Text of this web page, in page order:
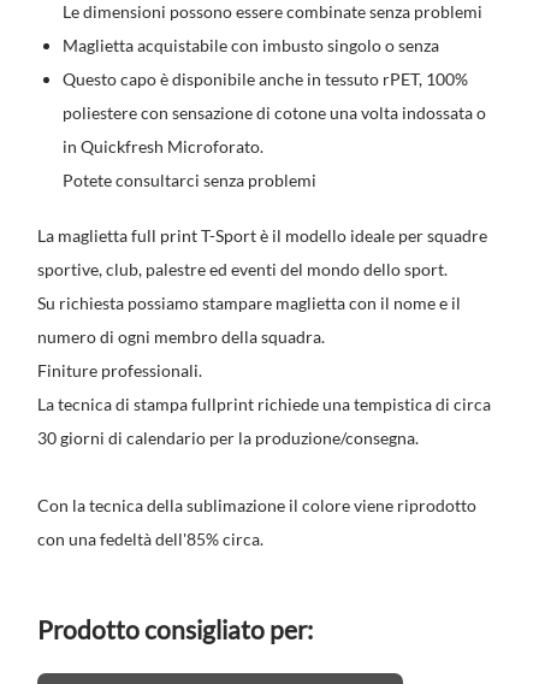
Le dimensioni possono essere combinate senza problemi
Maglietta acquistabile con imbusto singolo o senza
Questo capo è disponibile anche in tessuto rPET, 100%
poliestere con sensazione di cotone una volta indossata o
in Quickfresh Microforato.
Potete consultarci senza problemi
La maglietta full print T-Sport è il modello ideale per squadre
sportive, club, palestre ed eventi del mondo dello sport.
Su richiesta possiamo stampare maglietta con il nome e il
numero di ogni membro della squadra.
Finiture professionali.
La tecnica di stampa fullprint richiede una tempistica di circa
30 giorni di calendario per la produzione/consegna.
Con la tecnica della sublimazione il colore viene riprodotto
con una fedeltà dell'85% circa.
Prodotto consigliato per: